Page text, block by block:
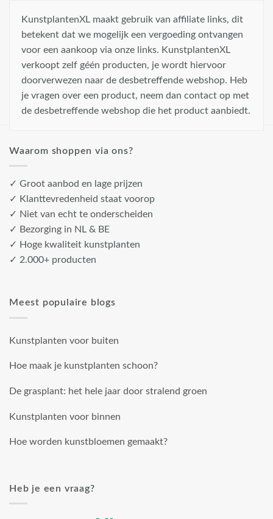
KunstplantenXL maakt gebruik van affiliate links, dit
betekent dat we mogelijk een vergoeding ontvangen
voor een aankoop via onze links. KunstplantenXL
verkoopt zelf géén producten, je wordt hiervoor
doorverwezen naar de desbetreffende webshop. Heb
je vragen over een product, neem dan contact op met
de desbetreffende webshop die het product aanbiedt.
Waarom shoppen via ons?
✓ Groot aanbod en lage prijzen
✓ Klanttevredenheid staat voorop
✓ Niet van echt te onderscheiden
✓ Bezorging in NL & BE
✓ Hoge kwaliteit kunstplanten
✓ 2.000+ producten
Meest populaire blogs
Kunstplanten voor buiten
Hoe maak je kunstplanten schoon?
De grasplant: het hele jaar door stralend groen
Kunstplanten voor binnen
Hoe worden kunstbloemen gemaakt?
Heb je een vraag?